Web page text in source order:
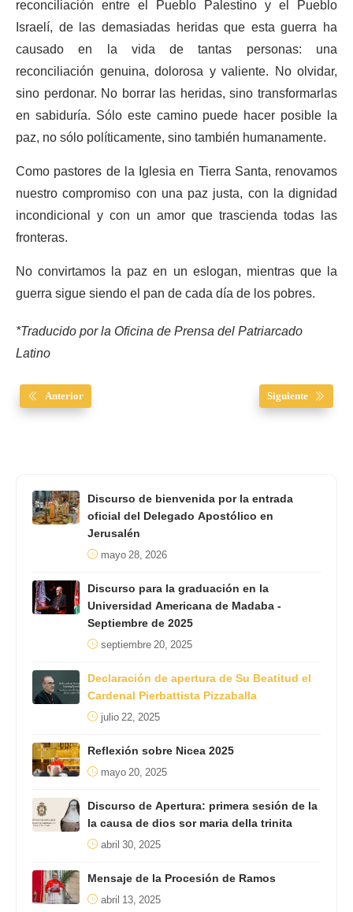
Israelí, de las demasiadas heridas que esta guerra ha
causado en la vida de tantas personas: una
reconciliación genuina, dolorosa y valiente. No olvidar,
sino perdonar. No borrar las heridas, sino transformarlas
en sabiduría. Sólo este camino puede hacer posible la
paz, no sólo políticamente, sino también humanamente.
Como pastores de la Iglesia en Tierra Santa, renovamos
nuestro compromiso con una paz justa, con la dignidad
incondicional y con un amor que trascienda todas las
fronteras.
No convirtamos la paz en un eslogan, mientras que la
guerra sigue siendo el pan de cada día de los pobres.
*Traducido por la Oficina de Prensa del Patriarcado
Latino
Anterior Siguiente
Discurso de bienvenida por la entrada
oficial del Delegado Apostólico en
Jerusalén
mayo 28, 2026
Discurso para la graduación en la
Universidad Americana de Madaba -
Septiembre de 2025
septiembre 20, 2025
Declaración de apertura de Su Beatitud el
Cardenal Pierbattista Pizzaballa
julio 22, 2025
Reflexión sobre Nicea 2025
mayo 20, 2025
Discurso de Apertura: primera sesión de la
la causa de dios sor maria della trinita
abril 30, 2025
Mensaje de la Procesión de Ramos
abril 13, 2025